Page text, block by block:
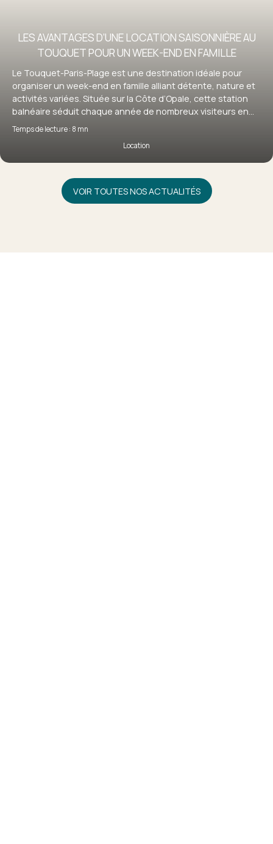
LES AVANTAGES D’UNE LOCATION SAISONNIÈRE AU
TOUQUET POUR UN WEEK-END EN FAMILLE
Le Touquet-Paris-Plage est une destination idéale pour
organiser un week-end en famille alliant détente, nature et
activités variées. Située sur la Côte d’Opale, cette station
balnéaire séduit chaque année de nombreux visiteurs en
quête d’évasion. Pour profiter pleinement de votre séjour, la
location saisonnière au Touquet s’impose comme une
solution particulièrement adaptée, offrant confort,
flexibilité et autonomie. Découvrez pourquoi louer un bien
au Touquet est le choix idéal pour un week-end en famille
Temps de lecture : 8 mn
Location
VOIR TOUTES NOS ACTUALITÉS